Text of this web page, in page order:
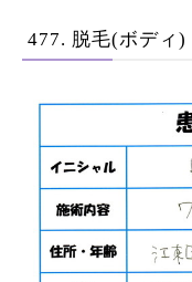
477. 脱毛(ボディ)